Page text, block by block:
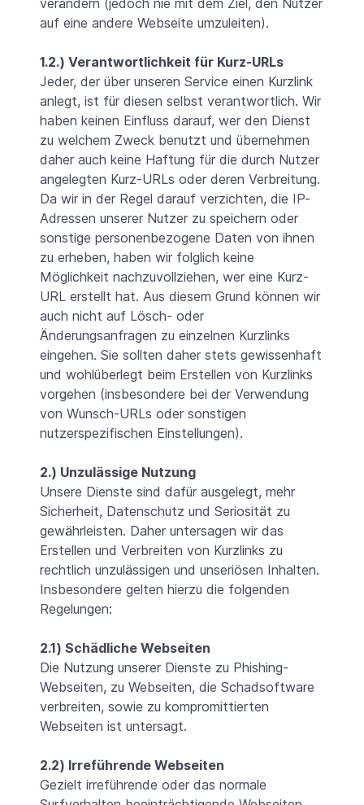
verändern (jedoch nie mit dem Ziel, den Nutzer
auf eine andere Webseite umzuleiten).
1.2.) Verantwortlichkeit für Kurz-URLs
Jeder, der über unseren Service einen Kurzlink
anlegt, ist für diesen selbst verantwortlich. Wir
haben keinen Einfluss darauf, wer den Dienst
zu welchem Zweck benutzt und übernehmen
daher auch keine Haftung für die durch Nutzer
angelegten Kurz-URLs oder deren Verbreitung.
Da wir in der Regel darauf verzichten, die IP-
Adressen unserer Nutzer zu speichern oder
sonstige personenbezogene Daten von ihnen
zu erheben, haben wir folglich keine
Möglichkeit nachzuvollziehen, wer eine Kurz-
URL erstellt hat. Aus diesem Grund können wir
auch nicht auf Lösch- oder
Änderungsanfragen zu einzelnen Kurzlinks
eingehen. Sie sollten daher stets gewissenhaft
und wohlüberlegt beim Erstellen von Kurzlinks
vorgehen (insbesondere bei der Verwendung
von Wunsch-URLs oder sonstigen
nutzerspezifischen Einstellungen).
2.) Unzulässige Nutzung
Unsere Dienste sind dafür ausgelegt, mehr
Sicherheit, Datenschutz und Seriosität zu
gewährleisten. Daher untersagen wir das
Erstellen und Verbreiten von Kurzlinks zu
rechtlich unzulässigen und unseriösen Inhalten.
Insbesondere gelten hierzu die folgenden
Regelungen:
2.1) Schädliche Webseiten
Die Nutzung unserer Dienste zu Phishing-
Webseiten, zu Webseiten, die Schadsoftware
verbreiten, sowie zu kompromittierten
Webseiten ist untersagt.
2.2) Irreführende Webseiten
Gezielt irreführende oder das normale